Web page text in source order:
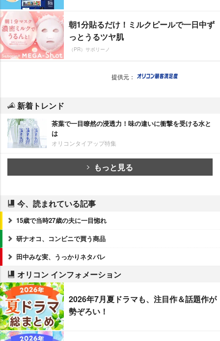
朝1分貼るだけ！ミルクピールで一日中ず
っとうるツヤ肌
（PR）サボリーノ
提供元：
新着トレンド
茶葉で一目瞭然の浸透力！味の違いに衝撃を受ける水と
は
オリコンタイアップ特集
もっと見る
今、読まれている記事
15歳で当時27歳の夫に一目惚れ
研ナオコ、コンビニで買う商品
田中みな実、うっかりネタバレ
オリコン インフォメーション
2026年7月夏ドラマも、注目作＆話題作が
勢ぞろい！